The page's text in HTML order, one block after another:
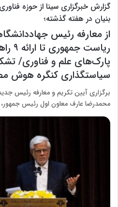
گزارش خبرگزاری سینا از حوزه
بنیان در هفته گذشته؛
از معارفه رئیس
پارک‌های علم و فناوری/
سیاستگذاری کنگره هوش
برگزاری آیین تکریم و معارفه رئیس
محمدرضا عارف معاون اول رئیس